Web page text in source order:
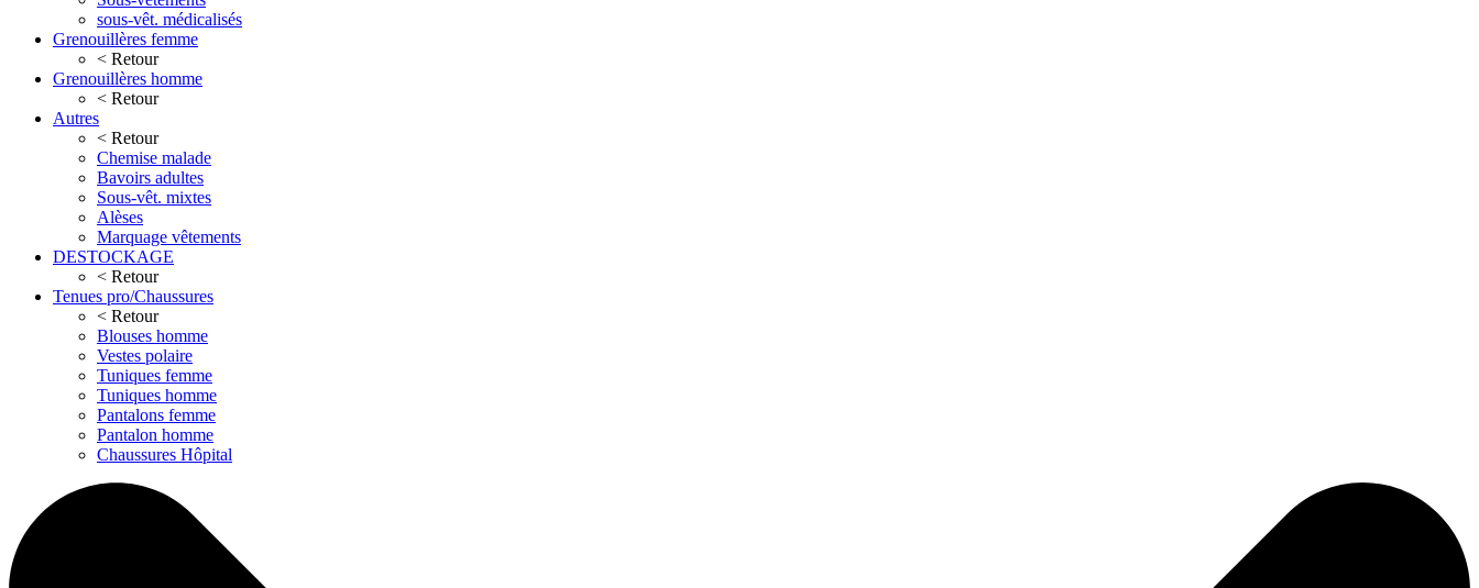
sous-vêt. médicalisés
Grenouillères femme
< Retour
Grenouillères homme
< Retour
Autres
< Retour
Chemise malade
Bavoirs adultes
Sous-vêt. mixtes
Alèses
Marquage vêtements
DESTOCKAGE
< Retour
Tenues pro/Chaussures
< Retour
Blouses homme
Vestes polaire
Tuniques femme
Tuniques homme
Pantalons femme
Pantalon homme
Chaussures Hôpital